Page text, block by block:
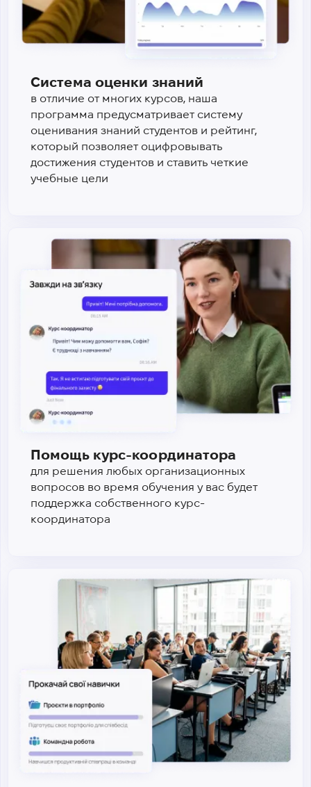
Система оценки знаний
в отличие от многих курсов, наша
программа предусматривает систему
оценивания знаний студентов и рейтинг,
который позволяет оцифровывать
достижения студентов и ставить четкие
учебные цели
Помощь курс-координатора
для решения любых организационных
вопросов во время обучения у вас будет
поддержка собственного курс-
координатора